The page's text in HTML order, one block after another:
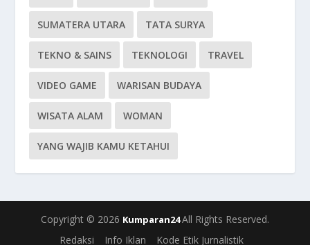
SUMATERA UTARA TATA SURYA
TEKNO & SAINS TEKNOLOGI TRAVEL
VIDEO GAME WARISAN BUDAYA
WISATA ALAM WOMAN
YANG WAJIB KAMU KETAHUI
Copyright © 2026 Kumparan24All Rights Reserved.
Redaksi
Info Iklan Kode Etik Jurnalistik